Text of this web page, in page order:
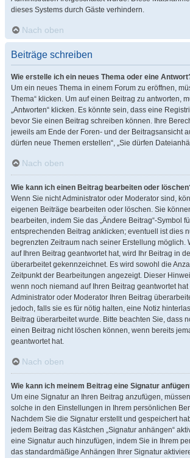
dieses Systems durch Gäste verhindern.
Nach oben
Beiträge schreiben
Wie erstelle ich ein neues Thema oder eine
Um ein neues Thema in einem Forum zu eröffnen,
Thema“ klicken. Um auf einen Beitrag zu antworten,
„Antworten“ klicken. Es könnte sein, dass eine
bevor Sie einen Beitrag schreiben können. Ihre
jeweils am Ende der Foren- und der Beitragsansicht
dürfen neue Themen erstellen“, „Sie dürfen
Nach oben
Wie kann ich einen Beitrag bearbeiten oder
Wenn Sie nicht Administrator oder Moderator sind,
eigenen Beiträge bearbeiten oder löschen. Sie
bearbeiten, indem Sie das „Ändere Beitrag“-Symbol
entsprechenden Beitrag anklicken; eventuell ist dies
begrenzten Zeitraum nach seiner Erstellung möglich.
auf Ihren Beitrag geantwortet hat, wird Ihr Beitrag in
überarbeitet gekennzeichnet. Es wird sowohl die
Zeitpunkt der Bearbeitungen angezeigt. Dieser
wenn noch niemand auf Ihren Beitrag geantwortet
Administrator oder Moderator Ihren Beitrag
jedoch, falls sie es für nötig halten, eine Notiz
Beitrag überarbeitet wurde. Bitte beachten Sie, dass
einen Beitrag nicht löschen können, wenn bereits
geantwortet hat.
Nach oben
Wie kann ich meinem Beitrag eine Signatur
Um eine Signatur an Ihren Beitrag anzufügen,
solche in den Einstellungen in Ihrem persönlichen
Nachdem Sie die Signatur erstellt und gespeichert
jedem Beitrag das Kästchen „Signatur anhängen“
eine Signatur auch hinzufügen, indem Sie in Ihrem
das standardmäßige Anhängen Ihrer Signatur